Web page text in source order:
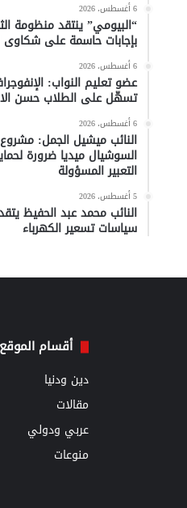
6 أغسطس، 2026
“البيومي” ينتقد منظومة
بإجابات حاسمة على شكاوى
6 أغسطس، 2026
عضو تعليم النواب:
تسهّل على الطلاب حسن
6 أغسطس، 2026
النائب ميشيل الجمل:
السوشيال ميديا ضرورة
التعبير المسؤولة
5 أغسطس، 2026
النائب محمد عبد الحفيظ
سياسات تسعير الكهرباء
أقسام الموقع
دين ودنيا
مقالات
عربي ودولي
منوعات